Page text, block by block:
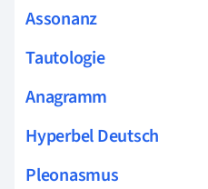
Assonanz
Tautologie
Anagramm
Hyperbel Deutsch
Pleonasmus